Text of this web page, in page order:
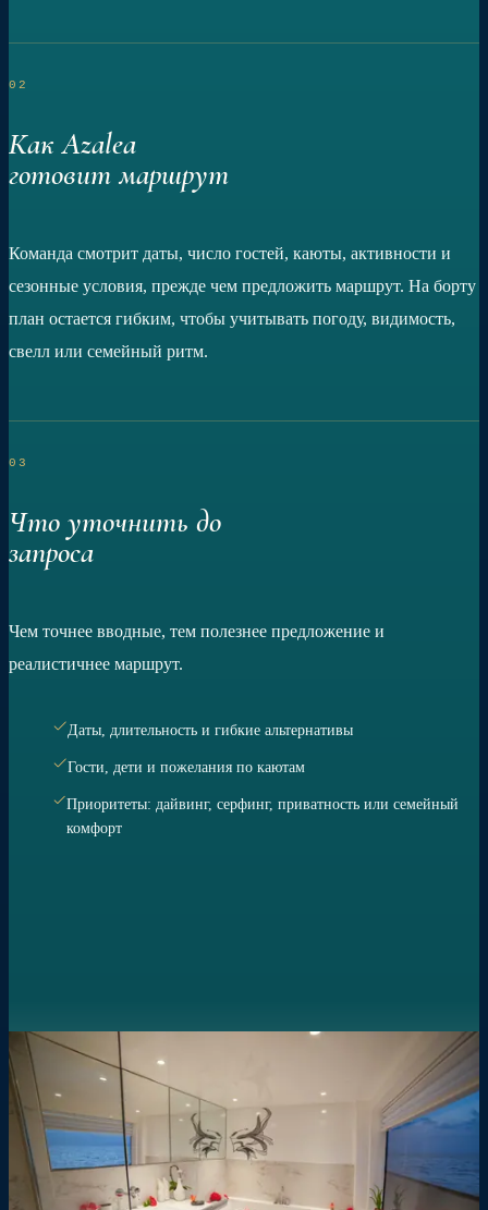
02
Как Azalea
готовит маршрут
Команда смотрит даты, число гостей, каюты, активности и
сезонные условия, прежде чем предложить маршрут. На борту
план остается гибким, чтобы учитывать погоду, видимость,
свелл или семейный ритм.
03
Что уточнить до
запроса
Чем точнее вводные, тем полезнее предложение и
реалистичнее маршрут.
Даты, длительность и гибкие альтернативы
Гости, дети и пожелания по каютам
Приоритеты: дайвинг, серфинг, приватность или семейный
комфорт